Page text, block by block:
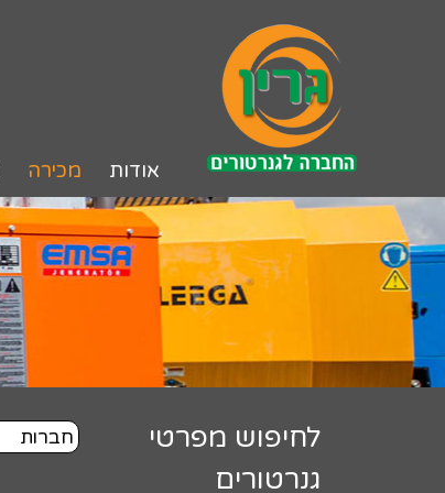
אודות מכירה
לחיפוש מפרטי
גנרטורים